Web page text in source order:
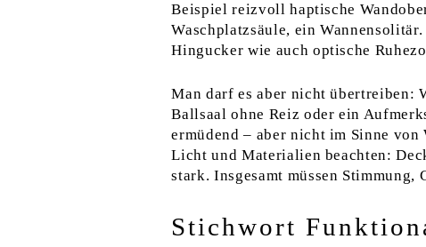
Beispiel reizvoll haptische
Waschplatzsäule, ein
Hingucker wie auch optische
Man darf es aber nicht übertreiben:
Ballsaal ohne Reiz oder ein
ermüdend – aber nicht im Sinne von
Licht und Materialien beachten:
stark. Insgesamt müssen
Stichwort